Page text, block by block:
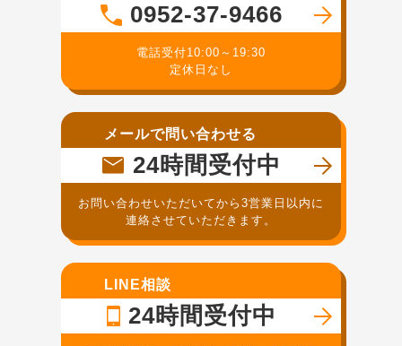
0952-37-9466
電話受付10:00～19:30
定休日なし
メールで問い合わせる
24時間受付中
お問い合わせいただいてから3営業日以内に
連絡させていただきます。
LINE相談
24時間受付中